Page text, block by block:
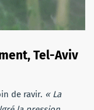
Tel-Aviv
de ravir. « La